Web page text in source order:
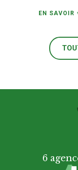
EN SAVOIR
6